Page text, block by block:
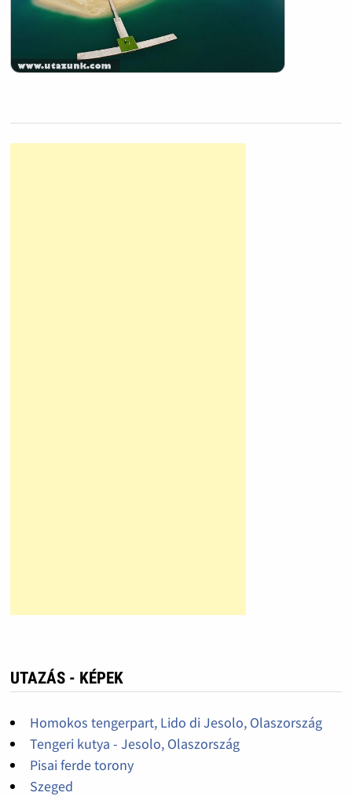
UTAZÁS - KÉPEK
Homokos tengerpart, Lido di Jesolo, Olaszország
Tengeri kutya - Jesolo, Olaszország
Pisai ferde torony
Szeged